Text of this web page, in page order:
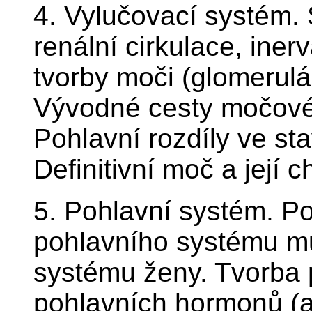
4. Vylučovací systém.
renální cirkulace,
tvorby moči
Vývodné cesty
Pohlavní rozdíly ve
Definitivní moč a její
5. Pohlavní systém.
pohlavního systému
systému ženy.
pohlavních hormonů